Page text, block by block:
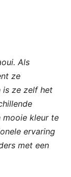
Als
ze
is ze zelf het
mooie kleur te
ervaring
met een